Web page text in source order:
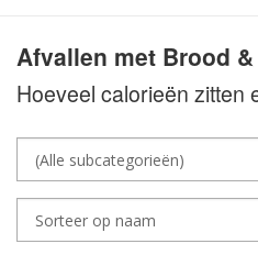
Afvallen met Brood
Hoeveel calorieën zitten